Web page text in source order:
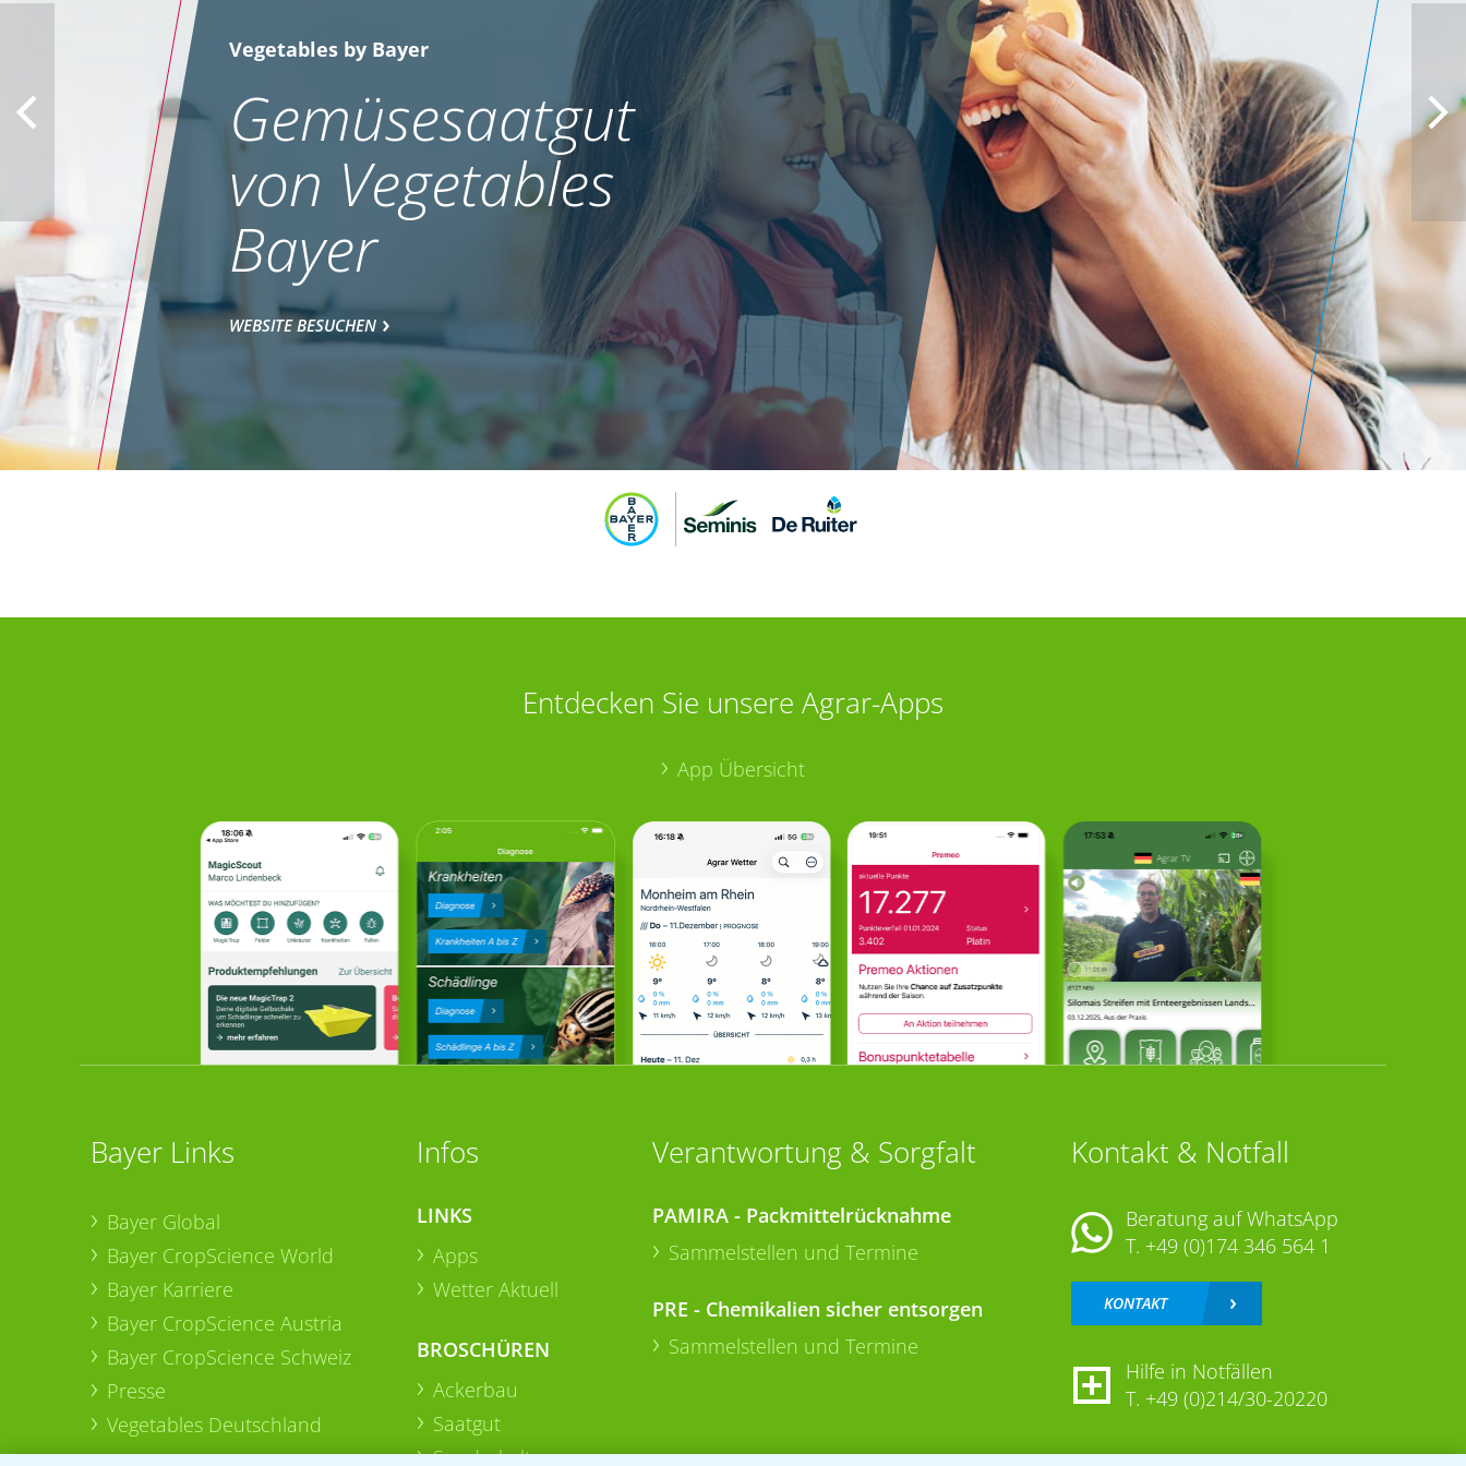
Vegetables by Bayer
Gemüsesaatgut
von Vegetables
Bayer
WEBSITE BESUCHEN
Entdecken Sie unsere Agrar-Apps
App Übersicht
Bayer Links
Bayer Global
Bayer CropScience World
Bayer Karriere
Bayer CropScience Austria
Bayer CropScience Schweiz
Presse
Vegetables Deutschland
Infos
LINKS
Apps
Wetter Aktuell
BROSCHÜREN
Ackerbau
Saatgut
Sonderkulturen
Verantwortung & Sorgfalt
PAMIRA - Packmittelrücknahme
Sammelstellen und Termine
PRE - Chemikalien sicher entsorgen
Sammelstellen und Termine
Kontakt & Notfall
Beratung auf WhatsApp
T. +49 (0)174 346 564 1
KONTAKT
Hilfe in Notfällen
T. +49 (0)214/30-20220